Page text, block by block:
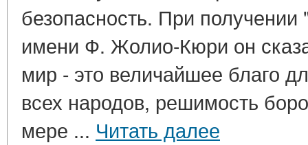
безопасность. При
имени Ф. Жолио-Кюри он
мир - это величайшее благо
всех народов, решимость
мере ... Читать далее